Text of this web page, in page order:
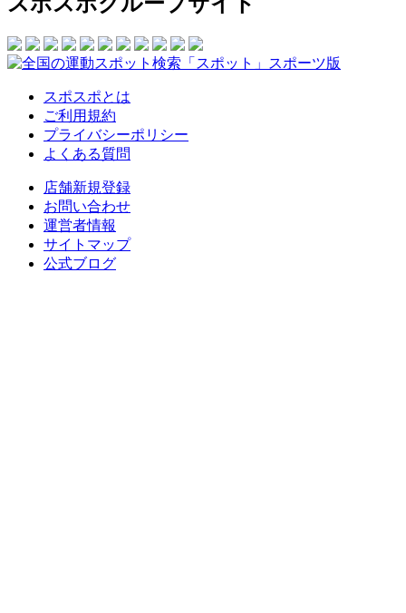
スポスポとは
ご利用規約
プライバシーポリシー
よくある質問
店舗新規登録
お問い合わせ
運営者情報
サイトマップ
公式ブログ